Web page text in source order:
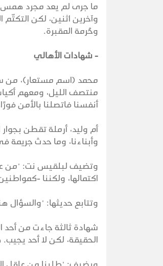
ما جرى لم يعد مجرد همس،
وآخرين اثنين، لكن
وحُرمة المقبرة.
- شهادات الأهالي
محمد (اسم مستعار)، من
منتصف الليل، ومعهم
أنفسنا فاتصلنا بالأمن
أم وليد، أرملة تقطن
وأبناءنا، وما حدث جريمة
اكتمالها، ولكننا -
وتتابع حديثها: "والسؤال
شهادة ثالثة جاءت من
الحقيقة، لكن لا أحد